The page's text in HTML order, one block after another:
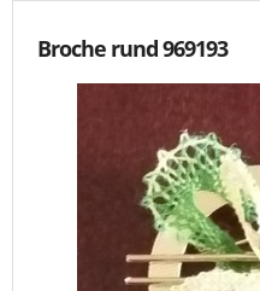
Broche rund 969193